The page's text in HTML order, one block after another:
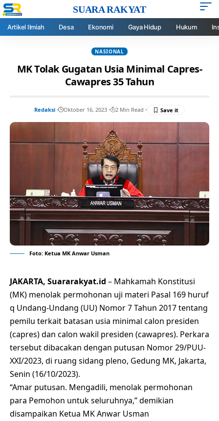
SUARA RAKYAT
Artikel Ilmiah Desa Ekonomi Gaya Hidup Hukum
NASIONAL
MK Tolak Gugatan Usia Minimal Capres-
Cawapres 35 Tahun
Redaksi Oktober 16, 2023 2 Min Read
Foto: Ketua MK Anwar Usman
JAKARTA, Suararakyat.id – Mahkamah Konstitusi
(MK) menolak permohonan uji materi Pasal 169 huruf
q Undang-Undang (UU) Nomor 7 Tahun 2017 tentang
pemilu terkait batasan usia minimal calon presiden
(capres) dan calon wakil presiden (cawapres). Perkara
tersebut dibacakan dengan putusan Nomor 29/PUU-
XXI/2023, di ruang sidang pleno, Gedung MK, Jakarta,
Senin (16/10/2023).
“Amar putusan. Mengadili, menolak permohonan
para Pemohon untuk seluruhnya,” demikian
disampaikan Ketua MK Anwar Usman